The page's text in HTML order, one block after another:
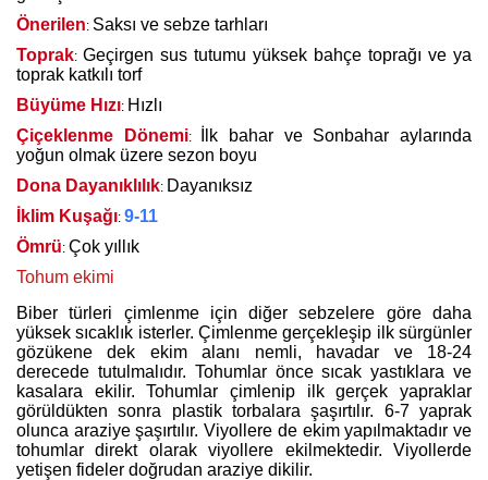
Önerilen: Saksı ve sebze tarhları
Toprak: Geçirgen sus tutumu yüksek bahçe toprağı ve ya
toprak katkılı torf
Büyüme Hızı: Hızlı
Çiçeklenme Dönemi:
İlk bahar ve Sonbahar aylarında
yoğun olmak üzere sezon boyu
Dona Dayanıklılık: Dayanıksız
İklim Kuşağı: 9-11
Ömrü: Çok yıllık
Tohum ekimi
Biber türleri çimlenme için diğer sebzelere göre daha
yüksek sıcaklık isterler. Çimlenme gerçekleşip ilk sürgünler
gözükene dek ekim alanı nemli, havadar ve 18-24
derecede tutulmalıdır. Tohumlar önce sıcak yastıklara ve
kasalara ekilir. Tohumlar çimlenip ilk gerçek yapraklar
görüldükten sonra plastik torbalara şaşırtılır. 6-7 yaprak
olunca araziye şaşırtılır. Viyollere de ekim yapılmaktadır ve
tohumlar direkt olarak viyollere ekilmektedir. Viyollerde
yetişen fideler doğrudan araziye dikilir.